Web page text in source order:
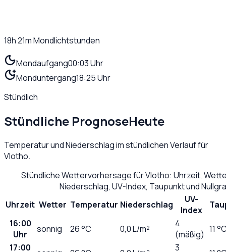
18h 21mMondlichtstunden
Mondaufgang00:03 Uhr
Monduntergang18:25 Uhr
Stündlich
Stündliche PrognoseHeute
Temperatur und Niederschlag im stündlichen Verlauf für
Vlotho.
Stündliche Wettervorhersage fürVlotho: Uhrzeit,
Niederschlag, UV-Index, Taupunkt und
Uhrzeit Wetter Temperatur Niederschlag
UV-
Index
16:00
Uhr
sonnig 26°C 0,0L/m²
4
(mäßig) 11
17:00
3